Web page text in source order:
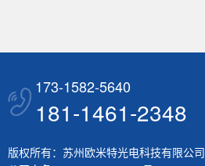
173-1582-5640
181-1461-2348
版权所有：苏州欧米特光电科技有限公司